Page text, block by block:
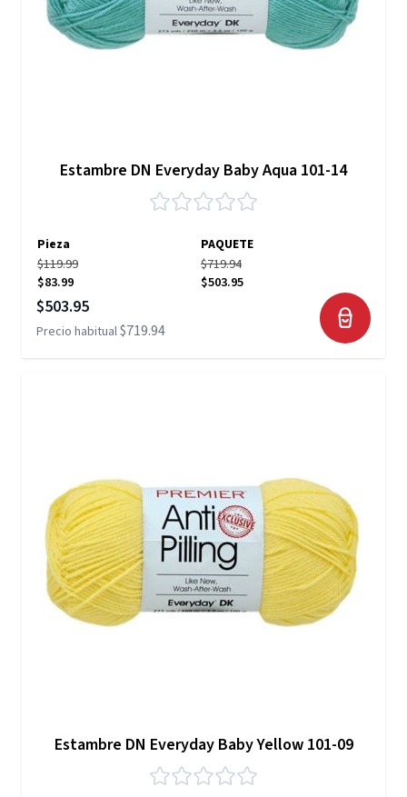
Estambre DN Everyday Baby Aqua 101-14
Pieza
PAQUETE
$119.99
$83.99
$719.94
$503.95
Precio especial
$503.95
Precio habitual$719.94
Estambre DN Everyday Baby Yellow 101-09